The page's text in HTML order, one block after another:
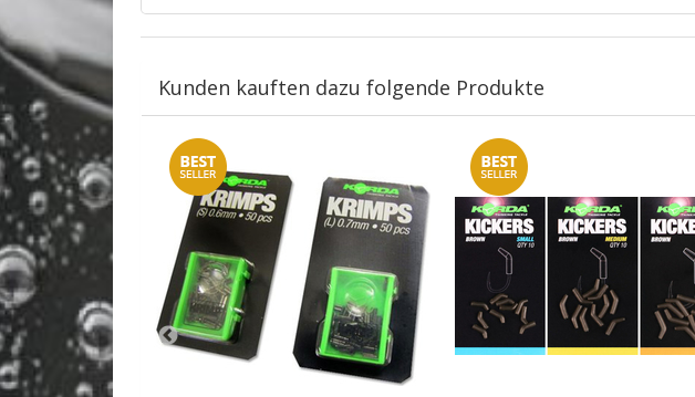
Kunden kauften dazu folgende Produkte